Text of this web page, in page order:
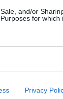
and/or
for which
Privacy